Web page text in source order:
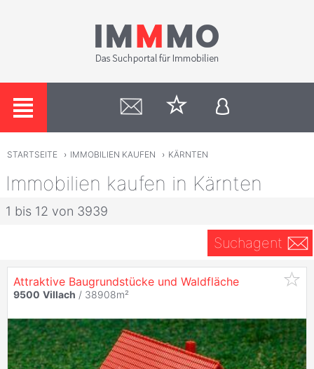
STARTSEITE › IMMOBILIEN KAUFEN › KÄRNTEN
Immobilien kaufen in Kärnten
1 bis 12 von 3939
Suchagent
Attraktive Baugrundstücke und Waldfläche
9500 Villach / 38908m²